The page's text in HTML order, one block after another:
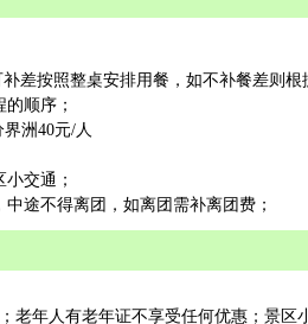
差按照整桌安排用餐，如不补餐差则根
顺序；
洲40元/人
交通；
途不得离团，如离团需补离团费；
年人有老年证不享受任何优惠；景区